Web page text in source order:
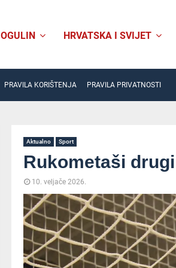
OGULIN HRVATSKA I SVIJET
PRAVILA KORIŠTENJA PRAVILA PRIVATNOSTI
Aktualno Sport
Rukometaši
10. veljače 2026.